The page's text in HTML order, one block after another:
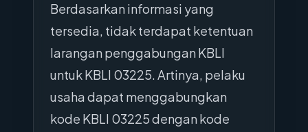
Berdasarkan informasi yang
tersedia, tidak terdapat ketentuan
larangan penggabungan KBLI
untuk KBLI 03225. Artinya, pelaku
usaha dapat menggabungkan
kode KBLI 03225 dengan kode